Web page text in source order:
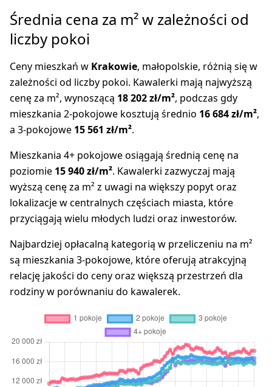
Średnia cena za m² w zależności od
liczby pokoi
Ceny mieszkań w Krakowie, małopolskie, różnią się w
zależności od liczby pokoi. Kawalerki mają najwyższą
cenę za m², wynoszącą 18 202 zł/m², podczas gdy
mieszkania 2-pokojowe kosztują średnio 16 684 zł/m²,
a 3-pokojowe 15 561 zł/m².
Mieszkania 4+ pokojowe osiągają średnią cenę na
poziomie 15 940 zł/m². Kawalerki zazwyczaj mają
wyższą cenę za m² z uwagi na większy popyt oraz
lokalizacje w centralnych częściach miasta, które
przyciągają wielu młodych ludzi oraz inwestorów.
Najbardziej opłacalną kategorią w przeliczeniu na m²
są mieszkania 3-pokojowe, które oferują atrakcyjną
relację jakości do ceny oraz większą przestrzeń dla
rodziny w porównaniu do kawalerek.